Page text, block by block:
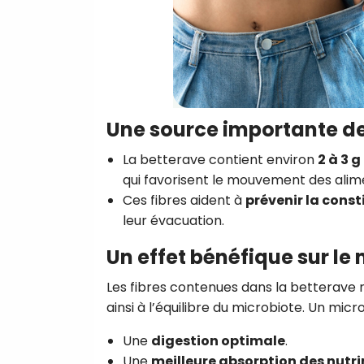
Une source importante
La betterave contient environ 2 à 3
qui favorisent le mouvement des
Ces fibres aident à prévenir la
leur évacuation.
Un effet bénéfique sur
Les fibres contenues dans la betterave
ainsi à l’équilibre du microbiote. Un
Une digestion optimale.